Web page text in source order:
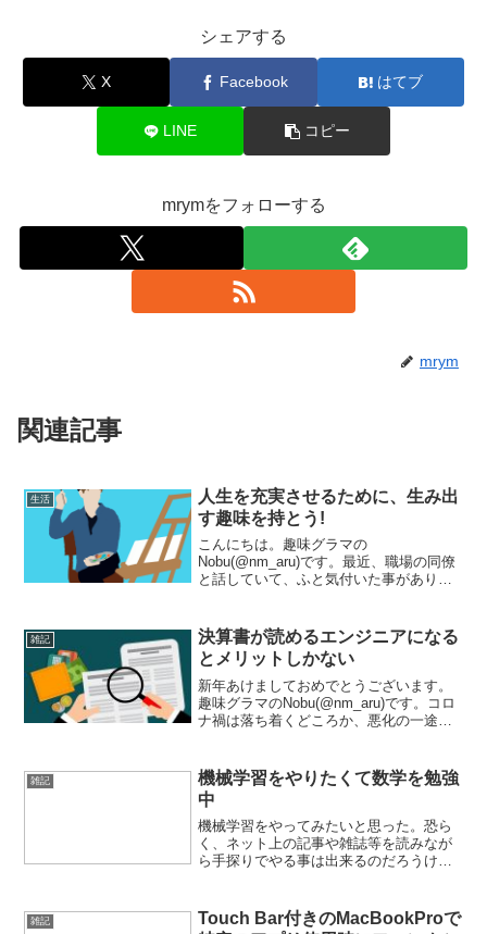
シェアする
X Facebook はてブ
LINE コピー
mrymをフォローする
mrym
関連記事
生活
人生を充実させるために、生み出
す趣味を持とう!
こんにちは。趣味グラマの
Nobu(@nm_aru)です。最近、職場の同僚
と話していて、ふと気付いた事がありま
は、妻と子供とテレビを見たり遊びに行
ったりする時間、そし...
雑記
決算書が読めるエンジニアになる
とメリットしかない
新年あけましておめでとうございます。
趣味グラマのNobu(@nm_aru)です。コロ
ナ禍は落ち着くどころか、悪化の一途と
年です。そして、新年早々から偉そうな
タイトル...
雑記
機械学習をやりたくて数学を勉強
中
機械学習をやってみたいと思った。恐ら
く、ネット上の記事や雑誌等を読みなが
ら手探りでやる事は出来るのだろうけ
意識バリバリだった数学を勉強してみよ
うと、まずは以下の本を手に...
雑記
Touch Bar付きのMacBookProで